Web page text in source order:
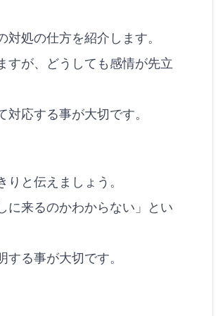
処の仕方を紹介します。
すが、どうしても感情が先立
応する事が大切です。
と伝えましょう。
に来るのかわからない」とい
る事が大切です。